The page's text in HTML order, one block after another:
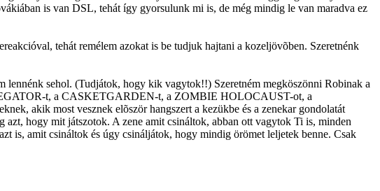
is van DSL, tehát így gyorsulunk mi is, de még mindig le van maradva ez
tehát remélem azokat is be tudjuk hajtani a kozeljövõben. Szeretnénk
lennénk sehol. (Tudjátok, hogy kik vagytok!!) Szeretném megköszönni Robinak a
t, a CASKETGARDEN-t, a ZOMBIE HOLOCAUST-ot, a
akik most vesznek elõször hangszert a kezükbe és a zenekar gondolatát
hogy mit játszotok. A zene amit csináltok, abban ott vagytok Ti is, minden
is, amit csináltok és úgy csináljátok, hogy mindig örömet leljetek benne. Csak